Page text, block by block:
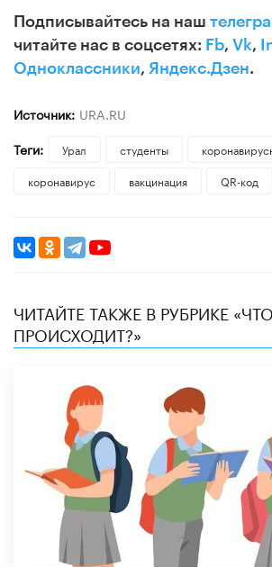
Подписывайтесь на наш
читайте нас в соцсетях: Fb, Vk,
Одноклассники, Яндекс.Дзен.
Источник: URA.RU
Теги:
Урал студенты
коронавирус
вакцинация QR-код
ЧИТАЙТЕ ТАКЖЕ В РУБРИКЕ «ЧТО
ПРОИСХОДИТ?»